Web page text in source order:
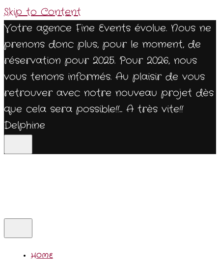
Skip to Content
Votre agence Fine Events évolue. Nous ne
prenons donc plus, pour le moment, de
réservation pour 2025. Pour 2026, nous
vous tenons informés. Au plaisir de vous
retrouver avec notre nouveau projet dès
que cela sera possible!!... A très vite!!
Delphine
HOME